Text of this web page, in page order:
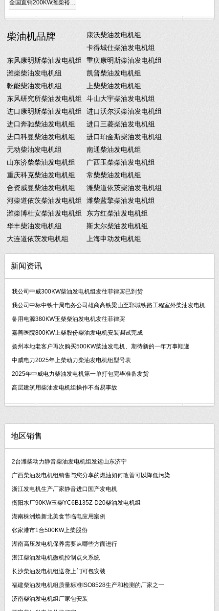
全国直销200KW潍柴裕…
柴油机品牌
康沃柴油发电机组
卡得城仕柴油发电机组
东风康明斯柴油发电机组
重庆康明斯柴油发电机组
潍柴柴油发电机组
凯普柴油发电机组
乾能柴油发电机组
上柴柴油发电机组
东风研究所柴油发电机组
斗山大宇柴油发电机组
进口康明斯柴油发电机组
进口沃尔沃柴油发电机组
进口奔驰柴油发电机组
进口三菱柴油发电机组
进口科曼柴油发电机组
进口珀金斯柴油发电机组
无动柴油发电机组
南通柴油发电机组
山东济柴柴油发电机组
广西玉柴柴油发电机组
重庆科克柴油发电机组
常柴柴油发电机组
合资威曼柴油发电机组
潍柴道依茨柴油发电机组
河柴道依茨柴油发电机组
潍柴蓝擎柴油发电机组
潍柴博杜安柴油发电机组
东方红柴油发电机组
华丰柴油发电机组
斯太尔柴油发电机组
大连道依茨发电机组
上海申动发电机组
新闻资讯
我公司中威300KW柴油发电机组发往菲律宾已到货
我公司中标中铁十局电务公司雄商高铁梁山至郓城铁路工程室外柴油发电机
备用电源380KW玉柴柴油发电机发往菲律宾
嘉善医院800KW上柴股份柴油发电机安装调试完成
扬州本地老客户再次购买500KW柴油发电机、期待新的一年万事顺遂
中威电力2025年上柴动力柴油发电机组型号表
2025年中威电力柴油发电机第一单打包完毕准备发货
高层建筑用柴油发电机组操作不当易事故
地区销售
2台潍柴动力静音柴油发电机组发运山东济宁
广西柴油发电机组销售与您分享的燃油如何改善可以降低污染
浙江发电机生产厂家静音进口国产发电机
衡阳水厂90KW玉柴YC6B135Z-D20柴油发电机组
湖南株洲焕新北美食节临电应用案例
张家港市1台500KW上柴股份
湖南高压发电机保养需要从哪些方面进行
湛江柴油发电机微机控制点火系统
长沙柴油发电机组送货上门可包安装
福建柴油发电机组质量标准ISO8528生产和检测的厂家之一
济南柴油发电机组厂家包安装